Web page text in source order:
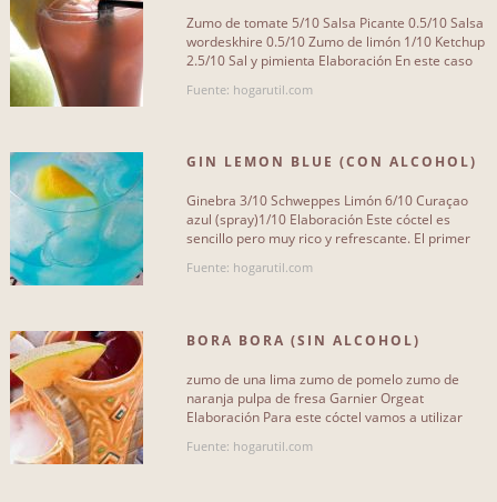
Zumo de tomate 5/10 Salsa Picante 0.5/10 Salsa
wordeskhire 0.5/10 Zumo de limón 1/10 Ketchup
2.5/10 Sal y pimienta Elaboración En este caso
Fuente: hogarutil.com
GIN LEMON BLUE (CON ALCOHOL)
Ginebra 3/10 Schweppes Limón 6/10 Curaçao
azul (spray)1/10 Elaboración Este cóctel es
sencillo pero muy rico y refrescante. El primer
Fuente: hogarutil.com
BORA BORA (SIN ALCOHOL)
zumo de una lima zumo de pomelo zumo de
naranja pulpa de fresa Garnier Orgeat
Elaboración Para este cóctel vamos a utilizar
Fuente: hogarutil.com